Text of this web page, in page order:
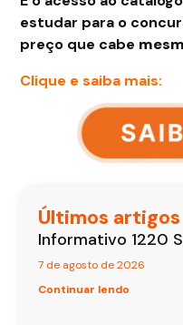
estudar para o
preço que cabe
Clique e saiba mais:
Últimos artigos
Informativo 1220
7 de agosto de 2026
Continuar lendo